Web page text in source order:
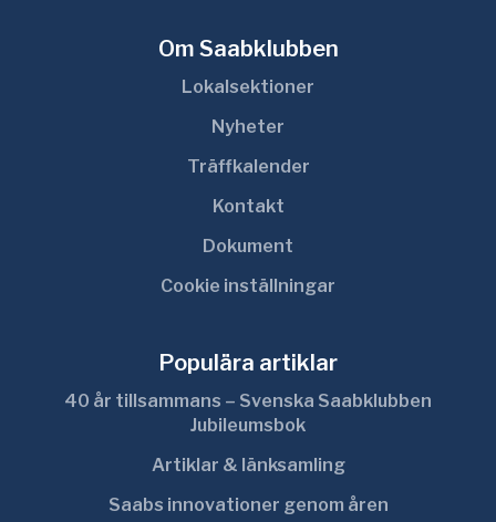
Om Saabklubben
Lokalsektioner
Nyheter
Träffkalender
Kontakt
Dokument
Cookie inställningar
Populära artiklar
40 år tillsammans – Svenska Saabklubben
Jubileumsbok
Artiklar & länksamling
Saabs innovationer genom åren